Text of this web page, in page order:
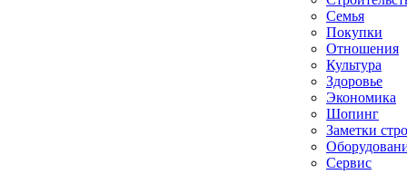
Семья
Покупки
Отношения
Культура
Здоровье
Экономика
Шопинг
Заметки
Сервис